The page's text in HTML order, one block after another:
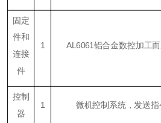
固定
件和
连接
件
1 AL6061铝合金数控加工
控制
器
1 微机控制系统，发送